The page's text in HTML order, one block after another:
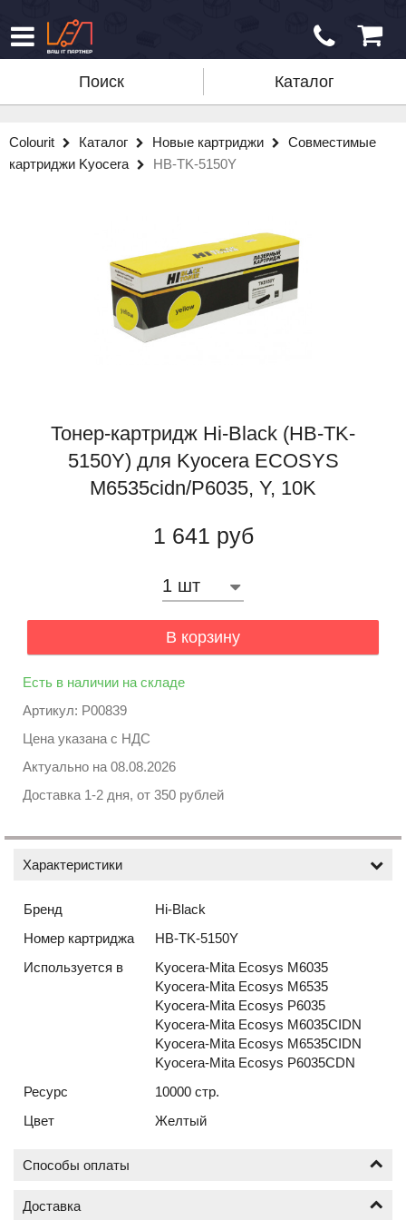
Поиск Каталог
Colourit Каталог Новые картриджи
Совместимые
картриджи Kyocera
HB-TK-5150Y
Тонер-картридж Hi-Black (HB-TK-
5150Y) для Kyocera ECOSYS
M6535cidn/P6035, Y, 10K
1 641 руб
В корзину
Есть в наличии на складе
Артикул: P00839
Цена указана с НДС
Актуально на 08.08.2026
Доставка 1-2 дня, от 350 рублей
Характеристики
Бренд
Hi-Black
Номер картриджа
HB-TK-5150Y
Используется в
Kyocera-Mita Ecosys M6035
Kyocera-Mita Ecosys M6535
Kyocera-Mita Ecosys P6035
Kyocera-Mita Ecosys M6035CIDN
Kyocera-Mita Ecosys M6535CIDN
Kyocera-Mita Ecosys P6035CDN
Ресурс
10000 стр.
Цвет
Желтый
Способы оплаты
Оплата по безналичному расчёту (счёт с НДС)
Доставка